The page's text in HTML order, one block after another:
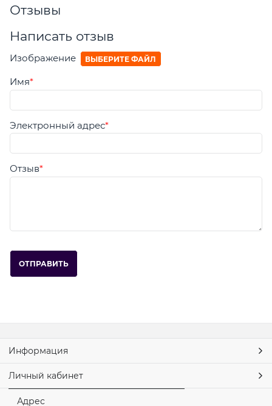
Отзывы
Написать отзыв
Изображение ВЫБЕРИТЕ ФАЙЛ
Имя
Электронный адрес
Отзыв
Информация
Личный кабинет
Адрес